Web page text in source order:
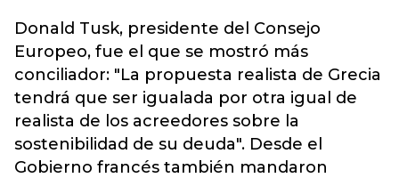
Donald Tusk, presidente del Consejo
Europeo, fue el que se mostró más
conciliador: "La propuesta realista de Grecia
tendrá que ser igualada por otra igual de
realista de los acreedores sobre la
sostenibilidad de su deuda". Desde el
Gobierno francés también mandaron